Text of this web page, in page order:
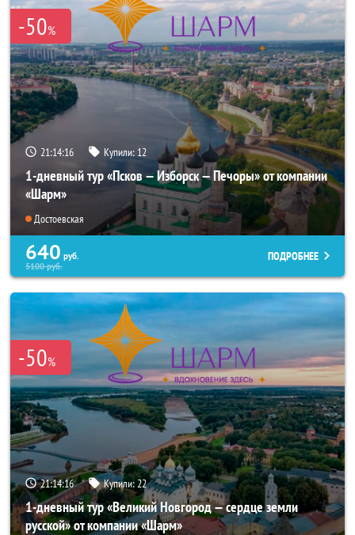
-50%
21:14:14 Купили: 12
1-дневный тур «Псков — Изборск — Печоры» от компании
«Шарм»
Достоевская
640 руб.
5100руб.
ПОДРОБНЕЕ
-50%
21:14:14 Купили: 22
1-дневный тур «Великий Новгород — сердце земли
русской» от компании «Шарм»